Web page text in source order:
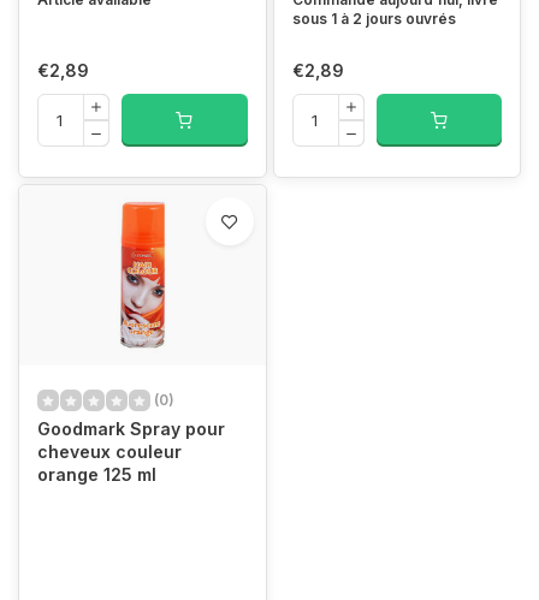
€2,89
sous 1 à 2 jours ouvrés
€2,89
(0)
Goodmark Spray pour
cheveux couleur
orange 125 ml